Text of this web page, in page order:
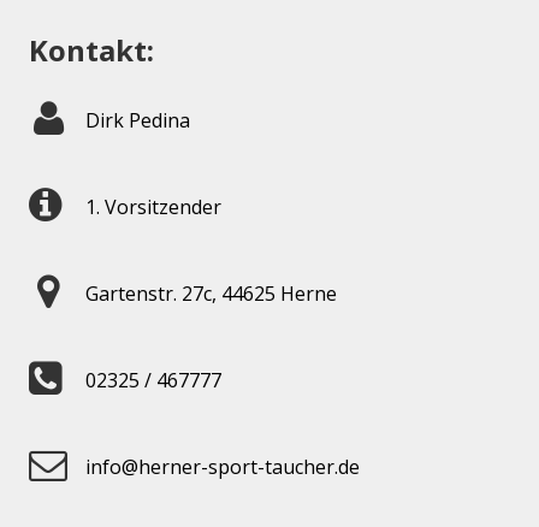
Kontakt:
Dirk Pedina
1. Vorsitzender
Gartenstr. 27c, 44625 Herne
02325 / 467777
info@herner-sport-taucher.de